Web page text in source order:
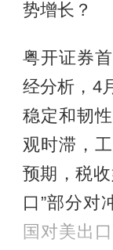
势增长？
粤开证券
经分析，4
稳定和韧
观时滞，
预期，税
口”部分对
国对美出